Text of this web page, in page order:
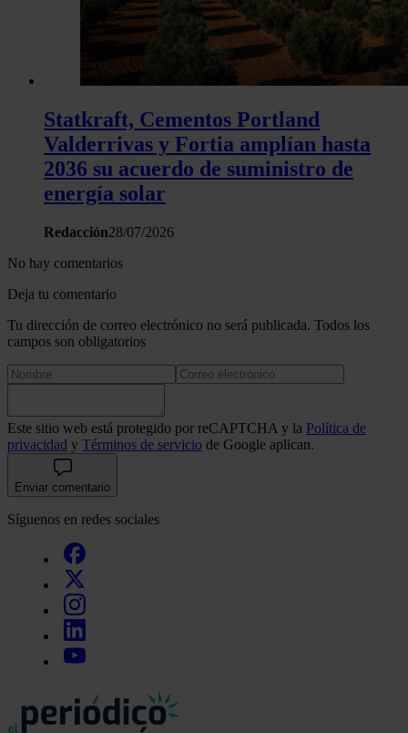
Statkraft, Cementos Portland
Valderrivas y Fortia amplían hasta
2036 su acuerdo de suministro de
energía solar
Redacción28/07/2026
No hay comentarios
Deja tu comentario
Tu dirección de correo electrónico no será publicada. Todos los
campos son obligatorios
Este sitio web está protegido por reCAPTCHA y la Política de
privacidad y Términos de servicio de Google aplican.
Enviar comentario
Síguenos en redes sociales